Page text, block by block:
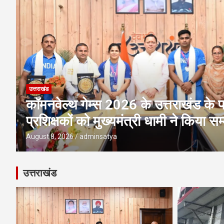
उत्तराखंड
अवैध प्लाटिंग-निर्माण पर एमडीडीए की बड़ी
पर ध्वस्तीकरण; मसूरी मार्ग पर निर्माण
August 8, 2026 adminsatya
उत्तराखंड